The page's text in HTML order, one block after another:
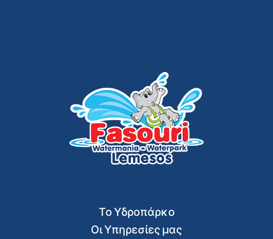
Το Υδροπάρκο
Οι Υπηρεσίες μας